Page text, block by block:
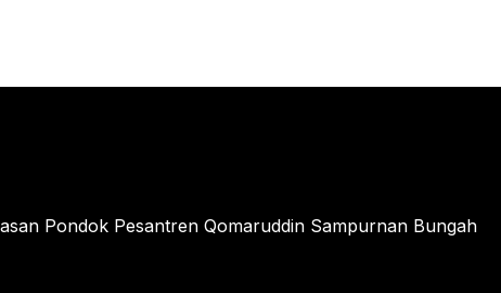
Pondok Pesantren Qomaruddin Sampurnan Bungah